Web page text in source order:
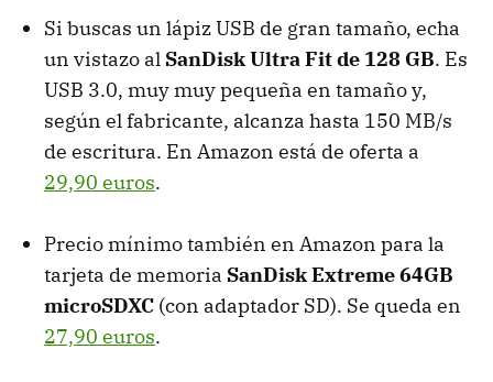
Si buscas un lápiz USB de gran tamaño, echa
un vistazo al SanDisk Ultra Fit de 128 GB. Es
USB 3.0, muy muy pequeña en tamaño y,
según el fabricante, alcanza hasta 150 MB/s
de escritura. En Amazon está de oferta a
29,90 euros.
Precio mínimo también en Amazon para la
tarjeta de memoria SanDisk Extreme 64GB
microSDXC (con adaptador SD). Se queda en
27,90 euros.